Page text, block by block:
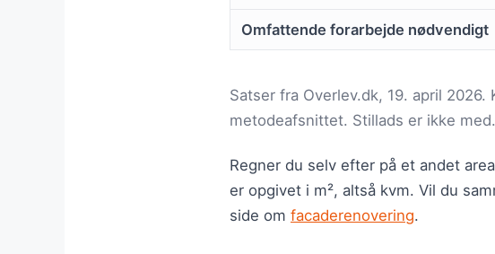
Omfattende forarbejde nødvendigt
Satser fra Overlev.dk, 19. april
metodeafsnittet. Stillads er ikke med.
Regner du selv efter på et andet
er opgivet i m², altså kvm. Vil du
side om facaderenovering.